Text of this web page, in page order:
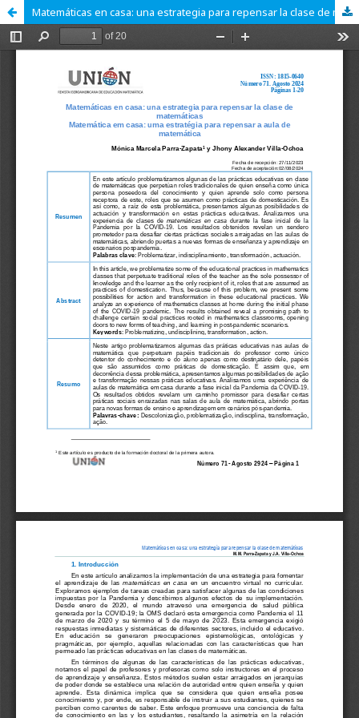
Matemáticas en casa: una estrategia para repensar la clase de matemáticas